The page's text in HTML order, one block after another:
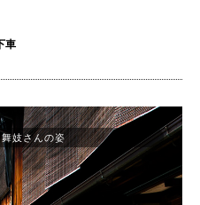
車
妓さんの姿